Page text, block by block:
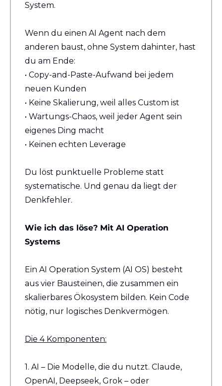
System.
Wenn du einen AI Agent nach dem
anderen baust, ohne System dahinter, hast
du am Ende:
• Copy-and-Paste-Aufwand bei jedem
neuen Kunden
• Keine Skalierung, weil alles Custom ist
• Wartungs-Chaos, weil jeder Agent sein
eigenes Ding macht
• Keinen echten Leverage
Du löst punktuelle Probleme statt
systematische. Und genau da liegt der
Denkfehler.
Wie ich das löse? Mit AI Operation
Systems
Ein AI Operation System (AI OS) besteht
aus vier Bausteinen, die zusammen ein
skalierbares Ökosystem bilden. Kein Code
nötig, nur logisches Denkvermögen.
Die 4 Komponenten:
1. AI – Die Modelle, die du nutzt. Claude,
OpenAI, Deepseek, Grok – oder